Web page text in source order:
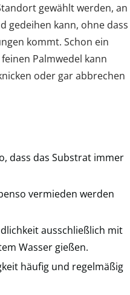
gewählt werden, an
gedeihen kann, ohne dass
kommt. Schon ein
Palmwedel kann
oder gar abbrechen
dass das Substrat immer
vermieden werden
ausschließlich mit
Wasser gießen.
häufig und regelmäßig